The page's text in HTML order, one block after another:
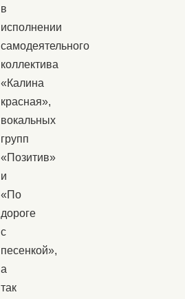
в
исполнении
самодеятельного
коллектива
«Калина
красная»,
вокальных
групп
«Позитив»
и
«По
дороге
с
песенкой»,
а
так